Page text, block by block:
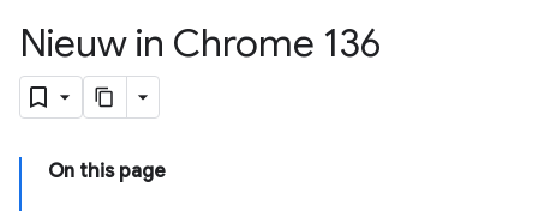
Nieuw in Chrome 136
On this page